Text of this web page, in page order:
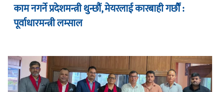
काम नगर्ने प्रदेशमन्त्री थुन्छौं, मेयरलाई कारबाही गर्छौं :
पूर्वाधारमन्त्री लम्साल